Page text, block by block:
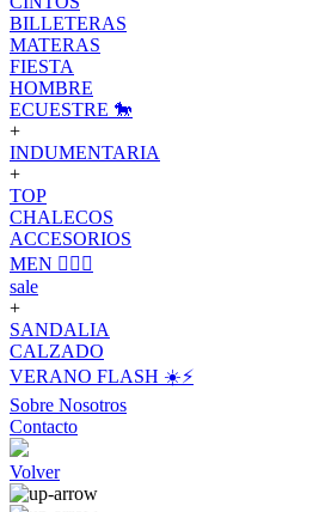
BILLETERAS
MATERAS
FIESTA
HOMBRE
ECUESTRE 🐎
+
INDUMENTARIA
+
TOP
CHALECOS
ACCESORIOS
MEN 🙋🏽‍♂️
sale
+
SANDALIA
CALZADO
VERANO FLASH ☀️⚡️
Sobre Nosotros
Contacto
Volver